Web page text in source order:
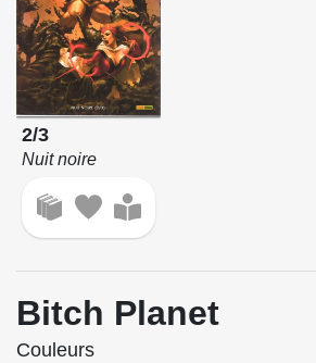
2/3
Nuit noire
Bitch Planet
Couleurs